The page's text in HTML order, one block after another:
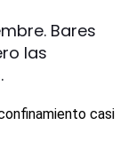
Bares
las